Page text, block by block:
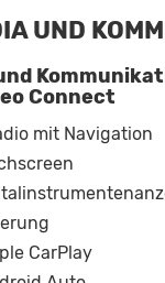
UND
Connect
mit Navigation
CarPlay